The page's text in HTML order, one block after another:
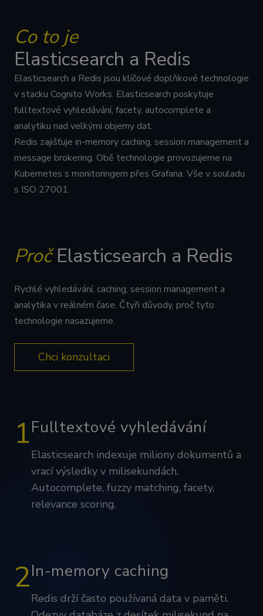
Co to je
Elasticsearch a Redis
Elasticsearch a Redis jsou klíčové doplňkové technologie
v stacku Cognito Works. Elasticsearch poskytuje
fulltextové vyhledávání, facety, autocomplete a
analytiku nad velkými objemy dat.
Redis zajišťuje in-memory caching, session management a
message brokering. Obě technologie provozujeme na
Kubernetes s monitoringem přes Grafana. Vše v souladu
s ISO 27001.
Proč Elasticsearch a Redis
Rychlé vyhledávání, caching, session management a
analytika v reálném čase. Čtyři důvody, proč tyto
technologie nasazujeme.
Chci konzultaci
1Fulltextové vyhledávání
Elasticsearch indexuje miliony dokumentů a
vrací výsledky v milisekundách.
Autocomplete, fuzzy matching, facety,
relevance scoring.
2In-memory caching
Redis drží často používaná data v paměti.